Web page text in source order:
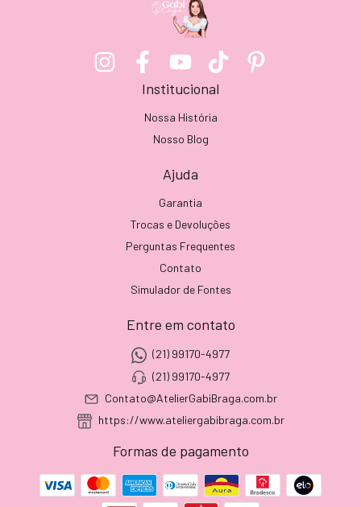
Institucional
Nossa História
Nosso Blog
Ajuda
Garantia
Trocas e Devoluções
Perguntas Frequentes
Contato
Simulador de Fontes
Entre em contato
(21) 99170-4977
(21) 99170-4977
Contato@AtelierGabiBraga.com.br
https://www.ateliergabibraga.com.br
Formas de pagamento